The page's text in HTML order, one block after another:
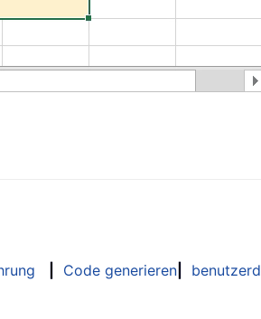
Code generieren